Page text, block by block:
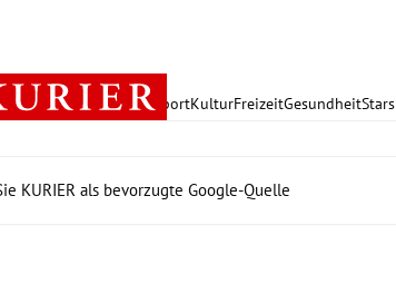
PolitikWirtschaft SportKulturFreizeitGesundheitStars
KURIER als bevorzugte Google-Quelle